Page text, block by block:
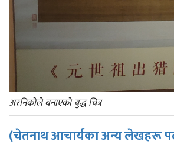
अरनिकोले बनाएको युद्ध चित्र
(चेतनाथ आचार्यका अन्य लेखहरू